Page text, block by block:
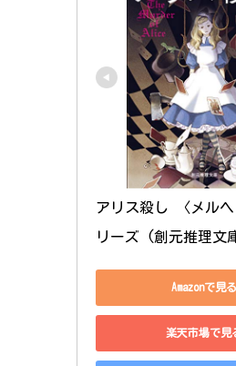
アリス殺し 〈メル
リーズ (創元推理文
Amazonで見る
楽天市場で見